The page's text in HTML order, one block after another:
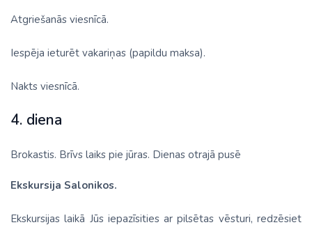
Atgriešanās viesnīcā.
Iespēja ieturēt vakariņas (papildu maksa).
Nakts viesnīcā.
4. diena
Brokastis. Brīvs laiks pie jūras. Dienas otrajā pusē
Ekskursija Salonikos.
Ekskursijas laikā Jūs iepazīsities ar pilsētas vēsturi, redzēsiet